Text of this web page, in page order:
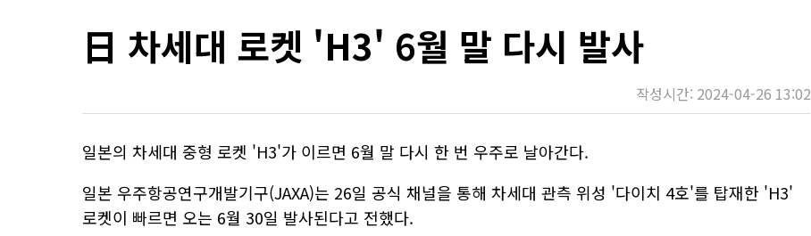
日 차세대 로켓 'H3' 6월 말 다시 발사
작성시간: 2024-04-26 13:02
일본의 차세대 중형 로켓 'H3'가 이르면 6월 말 다시 한 번 우주로 날아간다.
일본 우주항공연구개발기구(JAXA)는 26일 공식 채널을 통해 차세대 관측 위성 '다이치 4호'를 탑재한 'H3'
로켓이 빠르면 오는 6월 30일 발사된다고 전했다.